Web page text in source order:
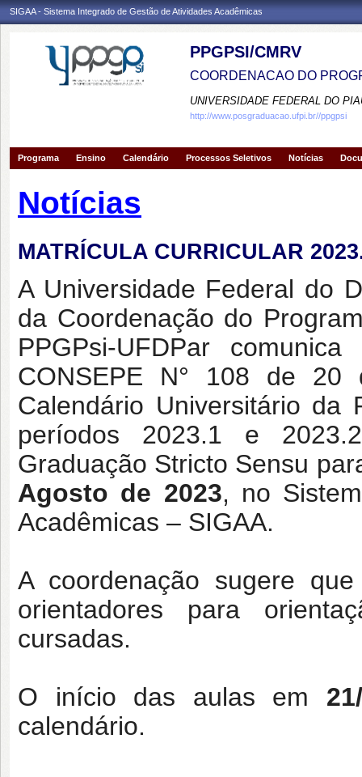
SIGAA - Sistema Integrado de Gestão de Atividades Acadêmicas
PPGPSI/CMRV
COORDENACAO DO
UNIVERSIDADE FEDERAL DO
http://www.posgraduacao.ufpi.br//ppgpsi
Programa Ensino Calendário Processos Seletivos Notícias
Notícias
MATRÍCULA CURRICULAR
A Universidade Federal do
da Coordenação do
PPGPsi-UFDPar
CONSEPE N° 108 de
Calendário Universitário da
períodos 2023.1 e
Graduação Stricto Sensu
Agosto de 2023, no
Acadêmicas – SIGAA.
A coordenação sugere
orientadores para
cursadas.
O início das aulas em
calendário.